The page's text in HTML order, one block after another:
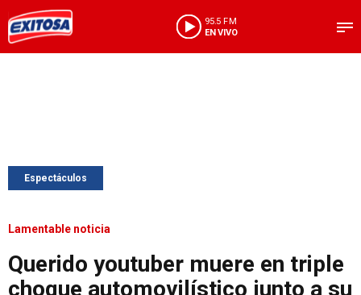
95.5 FM
EN VIVO
Espectáculos
Lamentable noticia
Querido youtuber muere en triple
choque automovilístico junto a su